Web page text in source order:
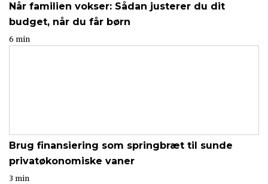
Når familien vokser: Sådan justerer du dit
budget, når du får børn
6 min
Brug finansiering som springbræt til sunde
privatøkonomiske vaner
3 min